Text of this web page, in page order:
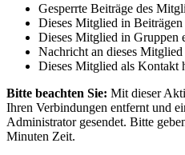
Gesperrte Beiträge des
Dieses Mitglied in Beiträgen
Dieses Mitglied in Gruppen
Nachricht an dieses Mitglied
Dieses Mitglied als Kontakt
Bitte beachten Sie: Mit dieser
Ihren Verbindungen entfernt und
Administrator gesendet. Bitte
Minuten Zeit.